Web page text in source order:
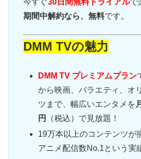
今すぐ30日間無料トライアルで
期間中解約なら、無料です。
DMM TVの魅力
DMM TV プレミアムプラン
から映画、バラエティ、オ
ツまで、幅広いエンタメを
円
（税込）で見放題！
19万本以上のコンテンツが
アニメ配信数No.1という実